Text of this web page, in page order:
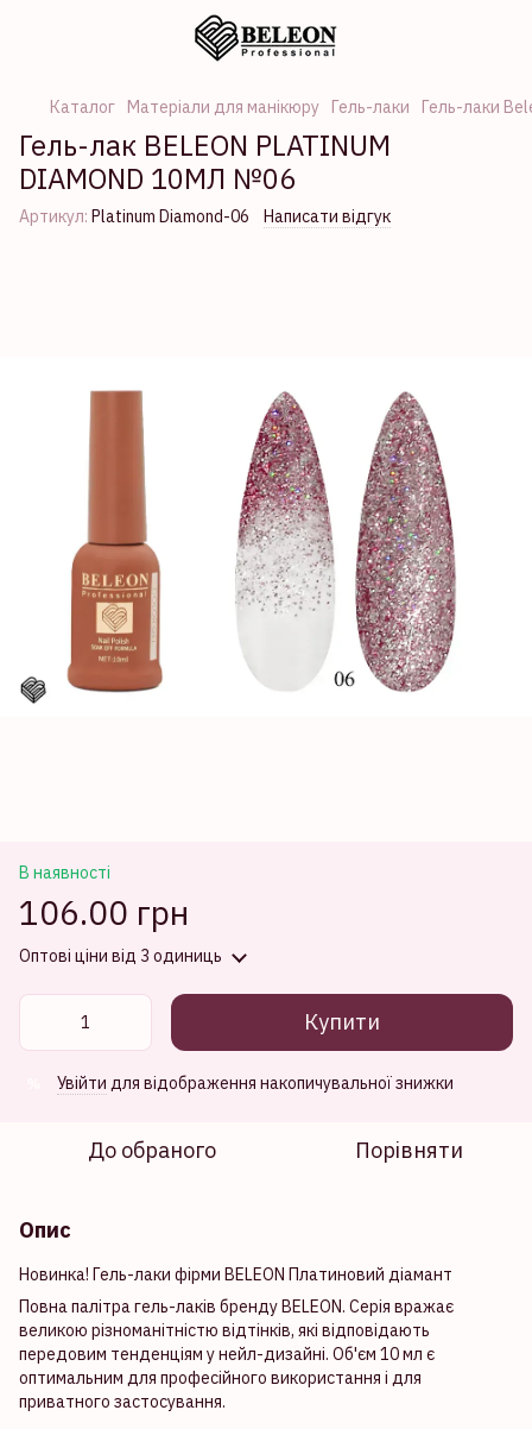
Каталог Матеріали для манікюру Гель-лаки Гель-лаки
Гель-лак BELEON PLATINUM
DIAMOND 10МЛ №06
Артикул: Platinum Diamond-06 Написати відгук
В наявності
106.00 грн
Оптові ціни від 3 одиниць
Купити
Увійти для відображення накопичувальної знижки
До обраного Порівняти
Опис
Новинка! Гель-лаки фірми BELEON Платиновий діамант
Повна палітра гель-лаків бренду BELEON. Серія вражає
великою різноманітністю відтінків, які відповідають
передовим тенденціям у нейл-дизайні. Об'єм 10 мл є
оптимальним для професійного використання і для
приватного застосування.